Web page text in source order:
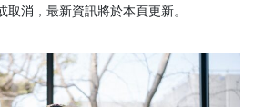
取消，最新資訊將於本頁更新。